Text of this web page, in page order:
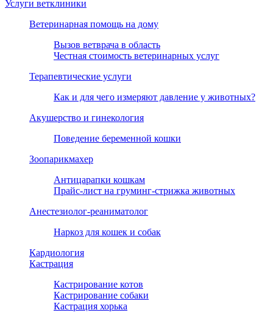
Услуги ветклиники
Ветеринарная помощь на дому
Вызов ветврача в область
Честная стоимость ветеринарных услуг
Терапевтические услуги
Как и для чего измеряют давление у животных?
Акушерство и гинекология
Поведение беременной кошки
Зоопарикмахер
Антицарапки кошкам
Прайс-лист на груминг-стрижка животных
Анестезиолог-реаниматолог
Наркоз для кошек и собак
Кардиология
Кастрация
Кастрирование котов
Кастрирование собаки
Кастрация хорька